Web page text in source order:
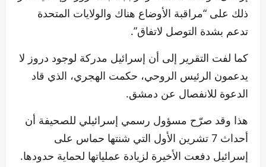
ذلك على “مراقبة الأوضاع هناك والولايات المتحدة
تدعم بشدة التوصل لاتفاق”.
كما لفت التقرير إلى أن إسرائيل مدركة لوجود دروز لا
يدعمون الرئيس الروحي، حكمت الهجري، الذي قاد
الدعوة للانفصال عن دمشق.
هذا وقد صرّح مسؤول رسمي إسرائيلي للصحيفة أن
أحداث 7 تشرين الأول التي شنتها حماس على
إسرائيل دفعت الأخيرة لزيادة عملياتها لحماية حدودها.